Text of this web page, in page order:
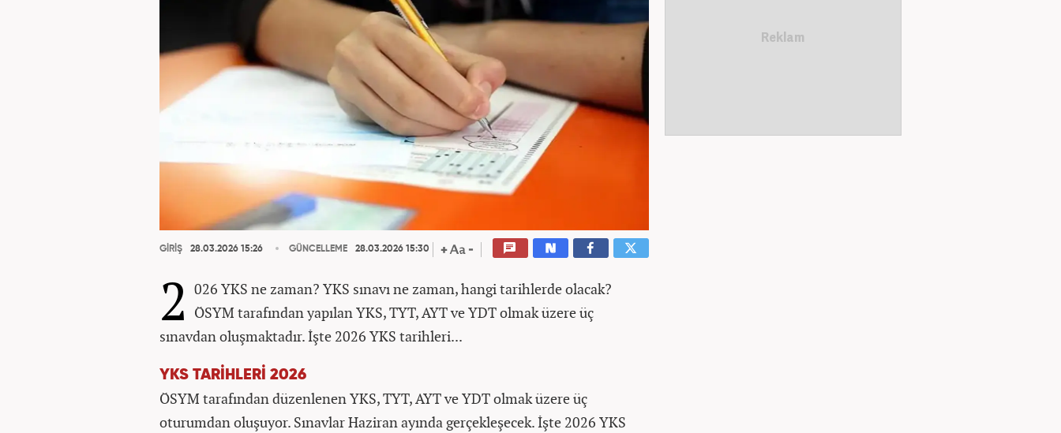
GİRİŞ 28.03.2026 15:26 GÜNCELLEME 28.03.2026 15:30
2 026 YKS ne zaman? YKS sınavı ne zaman, hangi tarihlerde olacak?
ÖSYM tarafından yapılan YKS, TYT, AYT ve YDT olmak üzere üç
sınavdan oluşmaktadır. İşte 2026 YKS tarihleri...
YKS TARİHLERİ 2026
ÖSYM tarafından düzenlenen YKS, TYT, AYT ve YDT olmak üzere üç
oturumdan oluşuyor. Sınavlar Haziran ayında gerçekleşecek. İşte 2026 YKS